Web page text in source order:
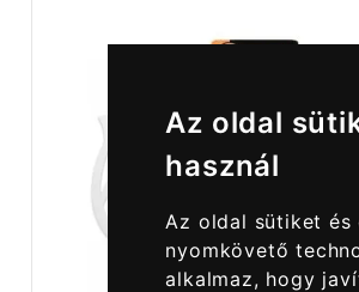
Az oldal
használ
Az oldal sütiket és
nyomkövető
alkalmaz, hogy